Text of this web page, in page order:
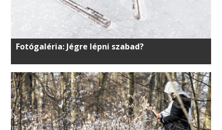
Fotógaléria: Jégre lépni szabad?